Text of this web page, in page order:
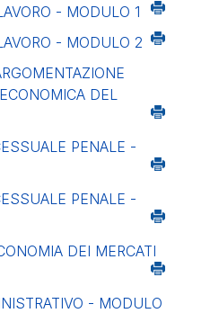
- MODULO 1
- MODULO 2
DEL
PENALE -
PENALE -
DEI MERCATI
- MODULO